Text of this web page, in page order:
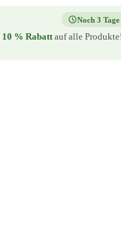
10 % Rabattauf alle
Noch 3 Tage